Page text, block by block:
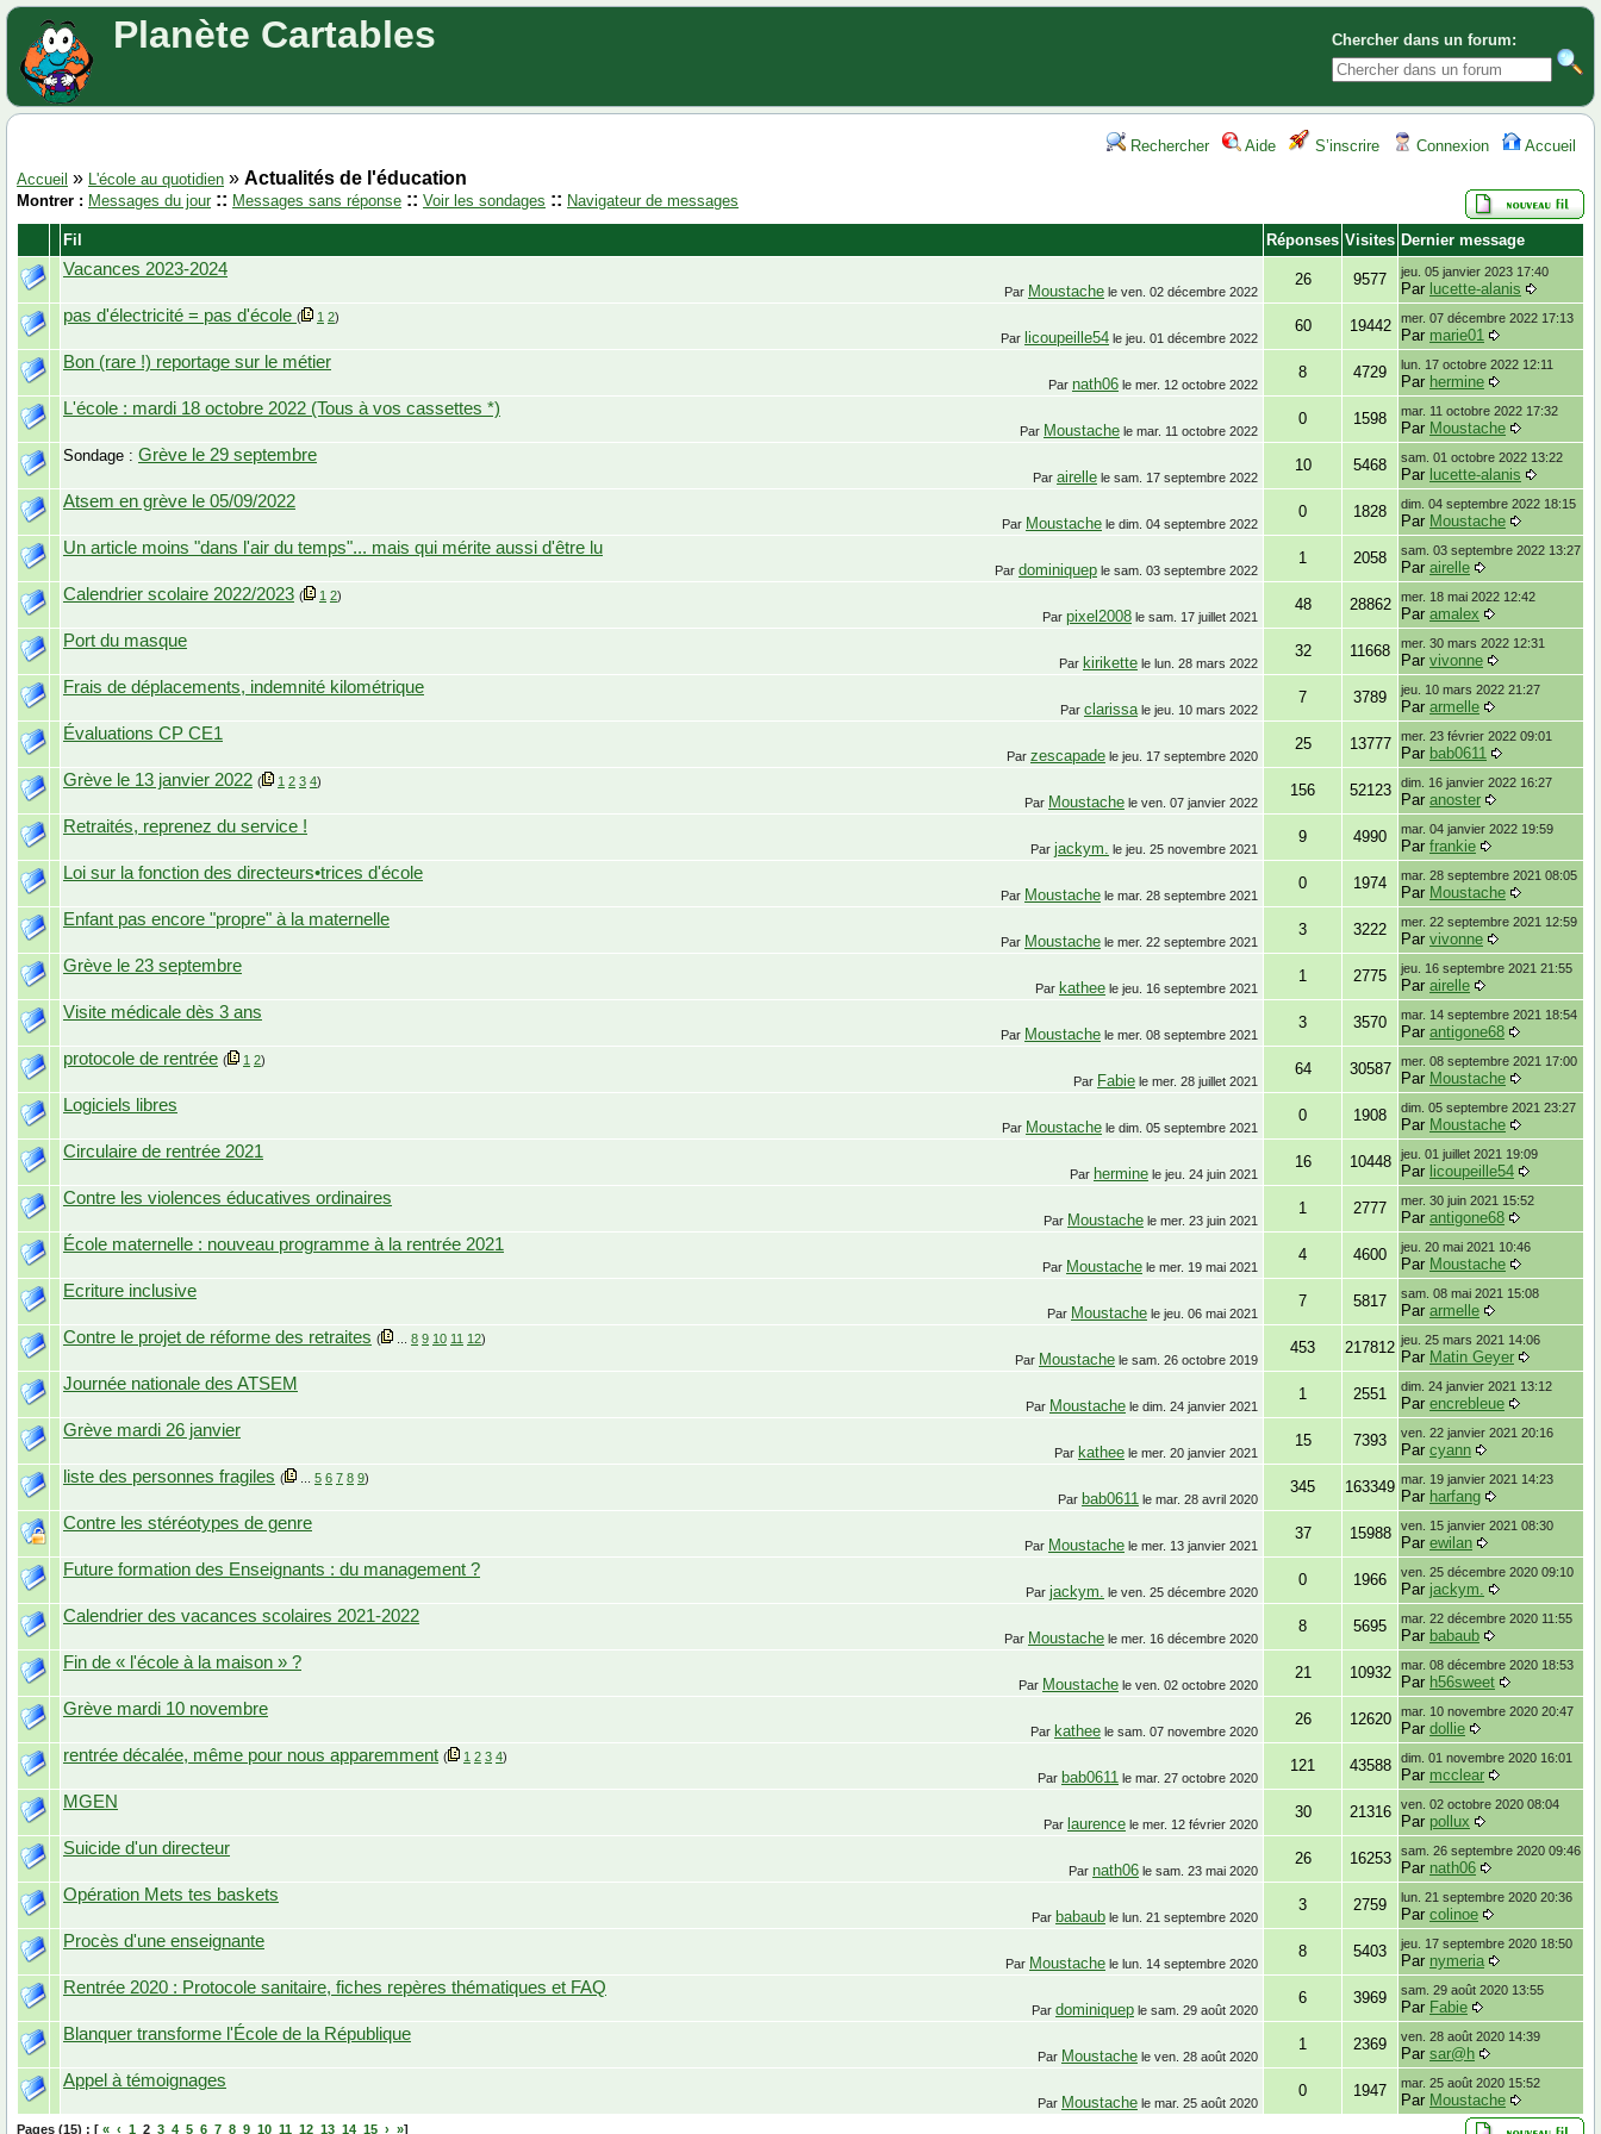
Chercher dans un forum:
Planète Cartables
Rechercher Aide S’inscrire Connexion
Accueil
Accueil » L'école au quotidien » Actualités de l'éducation
Montrer : Messages du jour :: Messages sans réponse :: Voir les sondages :: Navigateur de messages
Fil Réponses Visites Dernier message
Vacances 2023-2024
Par Moustache le ven. 02 décembre 2022
26 9577 jeu. 05 janvier 2023 17:40
Par lucette-alanis
pas d'électricité = pas d'école ( 1 2)
Par licoupeille54 le jeu. 01 décembre 2022
60 19442 mer. 07 décembre 2022 17:13
Par marie01
Bon (rare !) reportage sur le métier
Par nath06 le mer. 12 octobre 2022
8 4729 lun. 17 octobre 2022 12:11
Par hermine
L'école : mardi 18 octobre 2022 (Tous à vos cassettes *)
Par Moustache le mar. 11 octobre 2022
0 1598 mar. 11 octobre 2022 17:32
Par Moustache
Sondage : Grève le 29 septembre
Par airelle le sam. 17 septembre 2022
10 5468 sam. 01 octobre 2022 13:22
Par lucette-alanis
Atsem en grève le 05/09/2022
Par Moustache le dim. 04 septembre 2022
0 1828 dim. 04 septembre 2022 18:15
Par Moustache
Un article moins "dans l'air du temps"... mais qui mérite aussi d'être lu
Par dominiquep le sam. 03 septembre 2022
1 2058 sam. 03 septembre 2022 13:27
Par airelle
Calendrier scolaire 2022/2023 ( 1 2)
Par pixel2008 le sam. 17 juillet 2021
48 28862 mer. 18 mai 2022 12:42
Par amalex
Port du masque
Par kirikette le lun. 28 mars 2022
32 11668 mer. 30 mars 2022 12:31
Par vivonne
Frais de déplacements, indemnité kilométrique
Par clarissa le jeu. 10 mars 2022
7 3789 jeu. 10 mars 2022 21:27
Par armelle
Évaluations CP CE1
Par zescapade le jeu. 17 septembre 2020
25 13777 mer. 23 février 2022 09:01
Par bab0611
Grève le 13 janvier 2022 ( 1 2 3 4)
Par Moustache le ven. 07 janvier 2022
156 52123 dim. 16 janvier 2022 16:27
Par anoster
Retraités, reprenez du service !
Par jackym. le jeu. 25 novembre 2021
9 4990 mar. 04 janvier 2022 19:59
Par frankie
Loi sur la fonction des directeurs•trices d'école
Par Moustache le mar. 28 septembre 2021
0 1974 mar. 28 septembre 2021 08:05
Par Moustache
Enfant pas encore "propre" à la maternelle
Par Moustache le mer. 22 septembre 2021
3 3222 mer. 22 septembre 2021 12:59
Par vivonne
Grève le 23 septembre
Par kathee le jeu. 16 septembre 2021
1 2775 jeu. 16 septembre 2021 21:55
Par airelle
Visite médicale dès 3 ans
Par Moustache le mer. 08 septembre 2021
3 3570 mar. 14 septembre 2021 18:54
Par antigone68
protocole de rentrée ( 1 2)
Par Fabie le mer. 28 juillet 2021
64 30587 mer. 08 septembre 2021 17:00
Par Moustache
Logiciels libres
Par Moustache le dim. 05 septembre 2021
0 1908 dim. 05 septembre 2021 23:27
Par Moustache
Circulaire de rentrée 2021
Par hermine le jeu. 24 juin 2021
16 10448 jeu. 01 juillet 2021 19:09
Par licoupeille54
Contre les violences éducatives ordinaires
Par Moustache le mer. 23 juin 2021
1 2777 mer. 30 juin 2021 15:52
Par antigone68
École maternelle : nouveau programme à la rentrée 2021
Par Moustache le mer. 19 mai 2021
4 4600 jeu. 20 mai 2021 10:46
Par Moustache
Ecriture inclusive
Par Moustache le jeu. 06 mai 2021
7 5817 sam. 08 mai 2021 15:08
Par armelle
Contre le projet de réforme des retraites ( 8 9 10 11 12)
Par Moustache le sam. 26 octobre 2019
453 217812 jeu. 25 mars 2021 14:06
Par Matin Geyer
Journée nationale des ATSEM
Par Moustache le dim. 24 janvier 2021
1 2551 dim. 24 janvier 2021 13:12
Par encrebleue
Grève mardi 26 janvier
Par kathee le mer. 20 janvier 2021
15 7393 ven. 22 janvier 2021 20:16
Par cyann
liste des personnes fragiles ( 5 6 7 8 9)
Par bab0611 le mar. 28 avril 2020
345 163349 mar. 19 janvier 2021 14:23
Par harfang
Contre les stéréotypes de genre
Par Moustache le mer. 13 janvier 2021
37 15988 ven. 15 janvier 2021 08:30
Par ewilan
Future formation des Enseignants : du management ?
Par jackym. le ven. 25 décembre 2020
0 1966 ven. 25 décembre 2020 09:10
Par jackym.
Calendrier des vacances scolaires 2021-2022
Par Moustache le mer. 16 décembre 2020
8 5695 mar. 22 décembre 2020 11:55
Par babaub
Fin de « l'école à la maison » ?
Par Moustache le ven. 02 octobre 2020
21 10932 mar. 08 décembre 2020 18:53
Par h56sweet
Grève mardi 10 novembre
Par kathee le sam. 07 novembre 2020
26 12620 mar. 10 novembre 2020 20:47
Par dollie
rentrée décalée, même pour nous apparemment ( 1 2 3 4)
Par bab0611 le mar. 27 octobre 2020
121 43588 dim. 01 novembre 2020 16:01
Par mcclear
MGEN
Par laurence le mer. 12 février 2020
30 21316 ven. 02 octobre 2020 08:04
Par pollux
Suicide d'un directeur
Par nath06 le sam. 23 mai 2020
26 16253 sam. 26 septembre 2020 09:46
Par nath06
Opération Mets tes baskets
Par babaub le lun. 21 septembre 2020
3 2759 lun. 21 septembre 2020 20:36
Par colinoe
Procès d'une enseignante
Par Moustache le lun. 14 septembre 2020
8 5403 jeu. 17 septembre 2020 18:50
Par nymeria
Rentrée 2020 : Protocole sanitaire, fiches repères thématiques et FAQ
Par dominiquep le sam. 29 août 2020
6 3969 sam. 29 août 2020 13:55
Par Fabie
Blanquer transforme l'École de la République
Par Moustache le ven. 28 août 2020
1 2369 ven. 28 août 2020 14:39
Par sar@h
Appel à témoignages
Par Moustache le mar. 25 août 2020
0 1947 mar. 25 août 2020 15:52
Par Moustache
Pages (15) : [ « ‹ 1 2 3 4 5 6 7 8 9 10 11 12 13 14 15 › »]